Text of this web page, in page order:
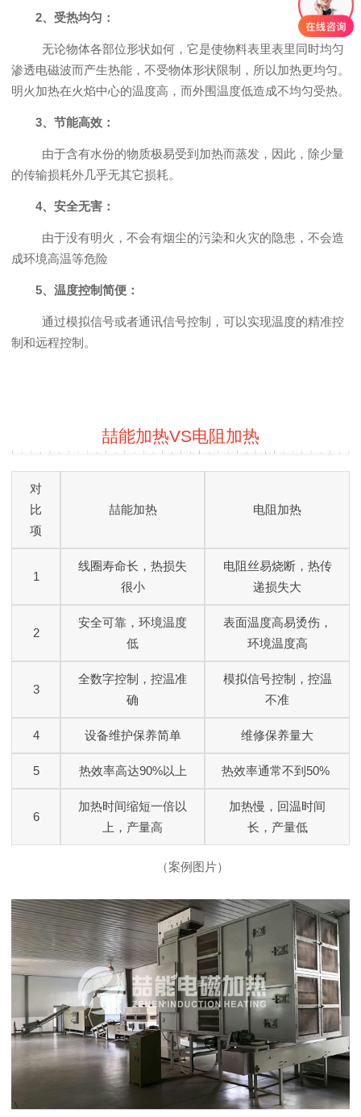
2、受热均匀：
无论物体各部位形状如何，它是使物料表里表里同时均匀
渗透电磁波而产生热能，不受物体形状限制，所以加热更均匀。
明火加热在火焰中心的温度高，而外围温度低造成不均匀受热。
3、节能高效：
由于含有水份的物质极易受到加热而蒸发，因此，除少量
的传输损耗外几乎无其它损耗。
4、安全无害：
由于没有明火，不会有烟尘的污染和火灾的隐患，不会造
成环境高温等危险
5、温度控制简便：
通过模拟信号或者通讯信号控制，可以实现温度的精准控
制和远程控制。
喆能加热VS电阻加热
对
比
项
喆能加热 电阻加热
1
线圈寿命长，热损失
很小
电阻丝易烧断，热传
递损失大
2
安全可靠，环境温度
低
表面温度高易烫伤，
环境温度高
3
全数字控制，控温准
确
模拟信号控制，控温
不准
4 设备维护保养简单 维修保养量大
5 热效率高达90%以上 热效率通常不到50%
6
加热时间缩短一倍以
上，产量高
加热慢，回温时间
长，产量低
（案例图片）